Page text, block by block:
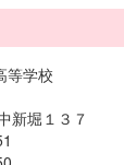
等学校
新堀１３７